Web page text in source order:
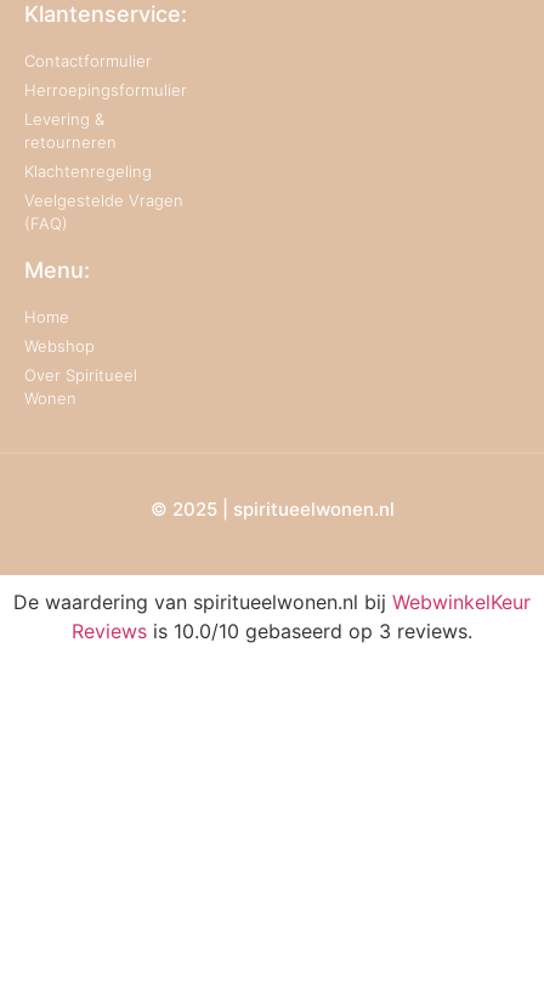
Klantenservice:
Contactformulier
Herroepingsformulier
Levering &
retourneren
Klachtenregeling
Veelgestelde Vragen
(FAQ)
Menu:
Home
Webshop
Over Spiritueel
Wonen
© 2025 | spiritueelwonen.nl
De waardering van spiritueelwonen.nl bij WebwinkelKeur
Reviews is 10.0/10 gebaseerd op 3 reviews.